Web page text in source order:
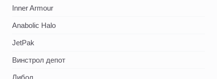
Inner Armour
Anabolic Halo
JetPak
Винстрол депот
Либол